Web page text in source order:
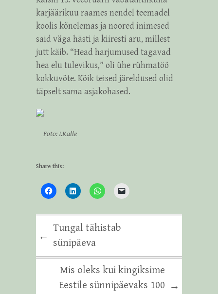
karjäärikuu raames nendel teemadel
koolis kõnelemas ja noored inimesed
said väga hästi ja kiiresti aru, millest
jutt käib. “Head harjumused tagavad
hea elu tulevikus,” oli ühe rühmatöö
kokkuvõte. Kõik teised järeldused olid
täpselt sama asjakohased.
Foto: I.Kalle
Share this:
←
Tungal tähistab
sünipäeva
Mis oleks kui kingiksime
Eestile sünnipäevaks 100 →